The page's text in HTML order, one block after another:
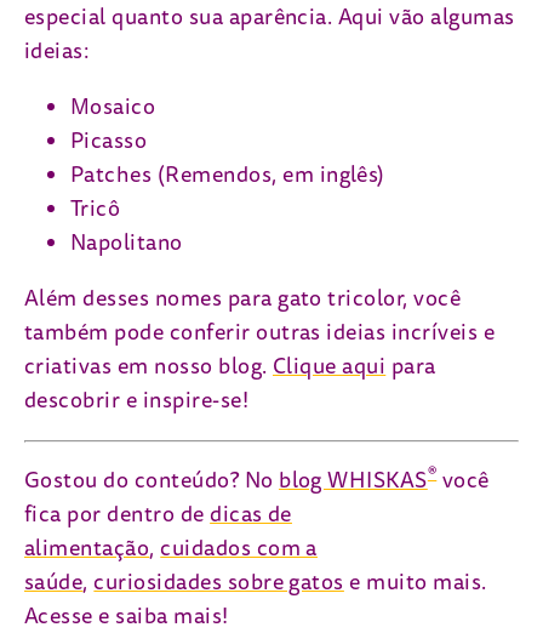
especial quanto sua aparência. Aqui vão algumas
ideias:
Mosaico
Picasso
Patches (Remendos, em inglês)
Tricô
Napolitano
Além desses nomes para gato tricolor, você
também pode conferir outras ideias incríveis e
criativas em nosso blog. Clique aqui para
descobrir e inspire-se!
Gostou do conteúdo? No blog WHISKAS®você
fica por dentro de dicas de
alimentação,cuidados com a
saúde,curiosidades sobre gatos e muito mais.
Acesse e saiba mais!